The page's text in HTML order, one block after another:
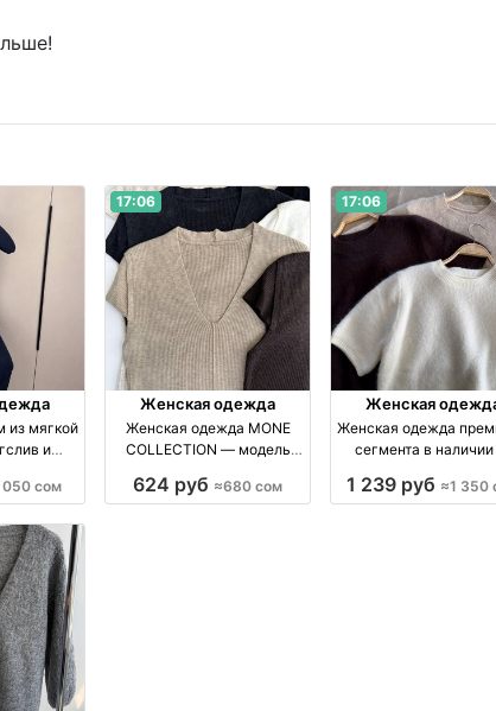
из мягкой
и
050 сом
17:06
Женская одежда
Женская одежда MONE
COLLECTION — модель
оттенках бренд Made in
624 руб ≈680 сом
17:06
Женская
Женская одежда
сегмента в
производство
1 239 руб ≈1 350